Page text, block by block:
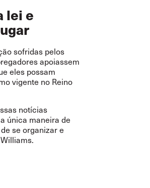
lei e
sofridas pelos
apoiassem
eles possam
vigente no Reino
notícias
única maneira de
se organizar e